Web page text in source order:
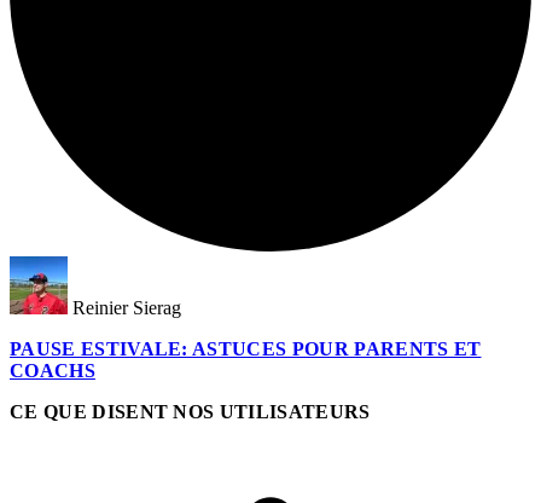
Reinier Sierag
PAUSE ESTIVALE: ASTUCES POUR PARENTS ET
COACHS
CE QUE DISENT NOS UTILISATEURS